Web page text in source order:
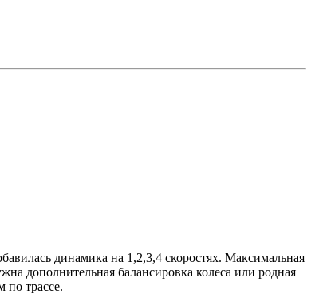
динамика на 1,2,3,4 скоростях. Максимальная
дополнительная балансировка колеса или родная
по трассе.